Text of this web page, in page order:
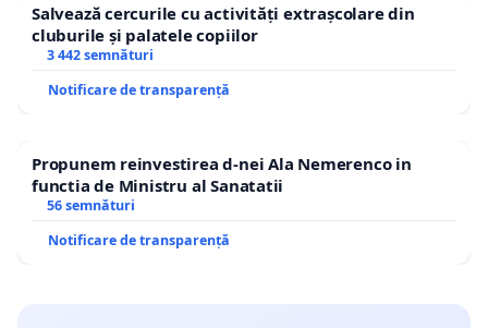
Salvează cercurile cu activități extrașcolare din
cluburile și palatele copiilor
3 442 semnături
Notificare de transparență
Propunem reinvestirea d-nei Ala Nemerenco in
functia de Ministru al Sanatatii
56 semnături
Notificare de transparență